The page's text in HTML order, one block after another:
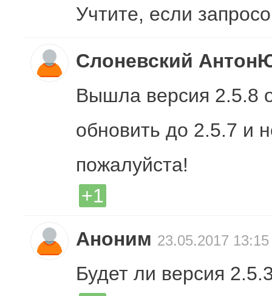
Учтите, если
Слоневский
Вышла версия 2.5.8
обновить до 2.5.7 и
пожалуйста!
+1
Аноним 23.05.2017 13:15
Будет ли версия